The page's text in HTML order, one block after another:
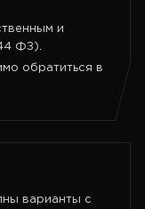
и
ФЗ).
обратиться в
варианты с